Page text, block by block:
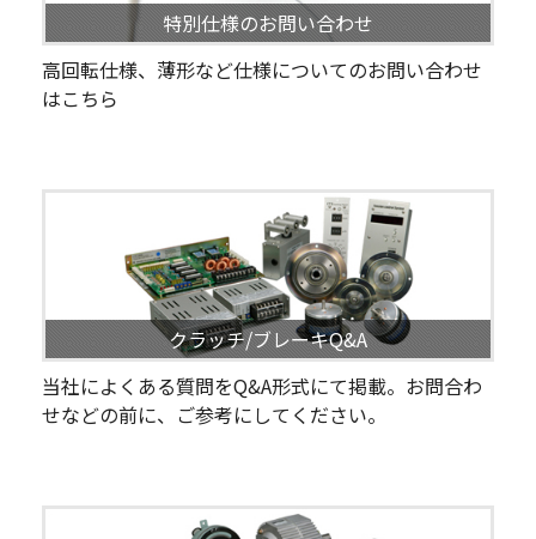
特別仕様のお問い合わせ
高回転仕様、薄形など仕様についてのお問い合わせ
はこちら
クラッチ/ブレーキQ&A
当社によくある質問をQ&A形式にて掲載。お問合わ
せなどの前に、ご参考にしてください。